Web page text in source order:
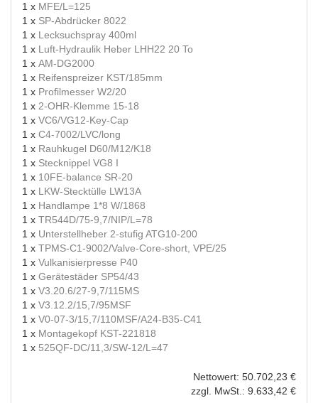
1 x MFE/L=125
1 x SP-Abdrücker 8022
1 x Lecksuchspray 400ml
1 x Luft-Hydraulik Heber LHH22 20 To
1 x AM-DG2000
1 x Reifenspreizer KST/185mm
1 x Profilmesser W2/20
1 x 2-OHR-Klemme 15-18
1 x VC6/VG12-Key-Cap
1 x C4-7002/LVC/long
1 x Rauhkugel D60/M12/K18
1 x Stecknippel VG8 I
1 x 10FE-balance SR-20
1 x LKW-Stecktülle LW13A
1 x Handlampe 1*8 W/1868
1 x TR544D/75-9,7/NIP/L=78
1 x Unterstellheber 2-stufig ATG10-200
1 x TPMS-C1-9002/Valve-Core-short, VPE/25
1 x Vulkanisierpresse P40
1 x Gerätestäder SP54/43
1 x V3.20.6/27-9,7/115MS
1 x V3.12.2/15,7/95MSF
1 x V0-07-3/15,7/110MSF/A24-B35-C41
1 x Montagekopf KST-221818
1 x 525QF-DC/11,3/SW-12/L=47
Nettowert: 50.702,23 €
zzgl. MwSt.: 9.633,42 €